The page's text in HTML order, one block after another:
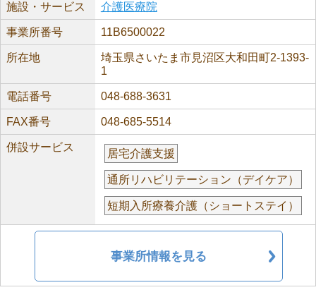
施設・サービス 介護医療院
事業所番号 11B6500022
所在地
埼玉県さいたま市見沼区大和田町2-1393-
1
電話番号 048-688-3631
FAX番号 048-685-5514
併設サービス
居宅介護支援
通所リハビリテーション（デイケア）
短期入所療養介護（ショートステイ）
事業所情報を見る